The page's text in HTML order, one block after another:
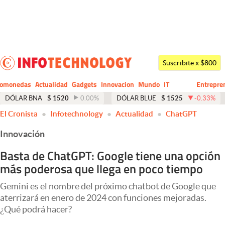
Dólar
Economía y Política
Finanzas y Mercados
Mercados Online
Negocios
Columnistas
Apertura
Suscribite x $800
Actualidad Gadgets Innovacion Mundo
CIO
IT
Business
DÓLAR BNA $ 1520 0.00% DÓLAR BLUE $ 1525 -0.33%
El Cronista Infotechnology Actualidad ChatGPT
Innovación
Basta de ChatGPT: Google tiene una opción
más poderosa que llega en poco tiempo
Gemini es el nombre del próximo chatbot de Google que
aterrizará en enero de 2024 con funciones mejoradas.
¿Qué podrá hacer?